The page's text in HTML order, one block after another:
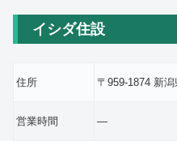
イシダ住設
住所 〒959-1874 新
営業時間 ―